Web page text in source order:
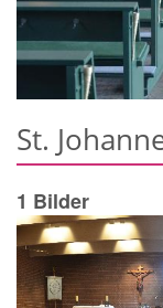
St.
1 Bilder